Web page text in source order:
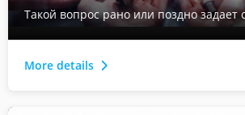
Такой вопрос рано или поздно задает
More details